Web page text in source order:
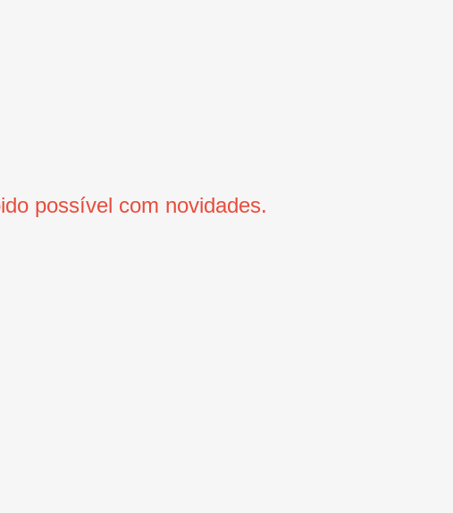
possível com novidades.